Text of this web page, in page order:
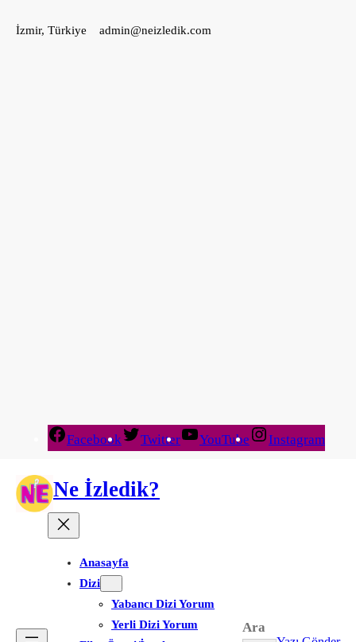
geçİzmir, Türkiye admin@neizledik.com
Facebook Twitter YouTube Instagram
Ne İzledik?
Anasayfa
Dizi
Yabancı Dizi Yorum
Yerli Dizi Yorum
Ara